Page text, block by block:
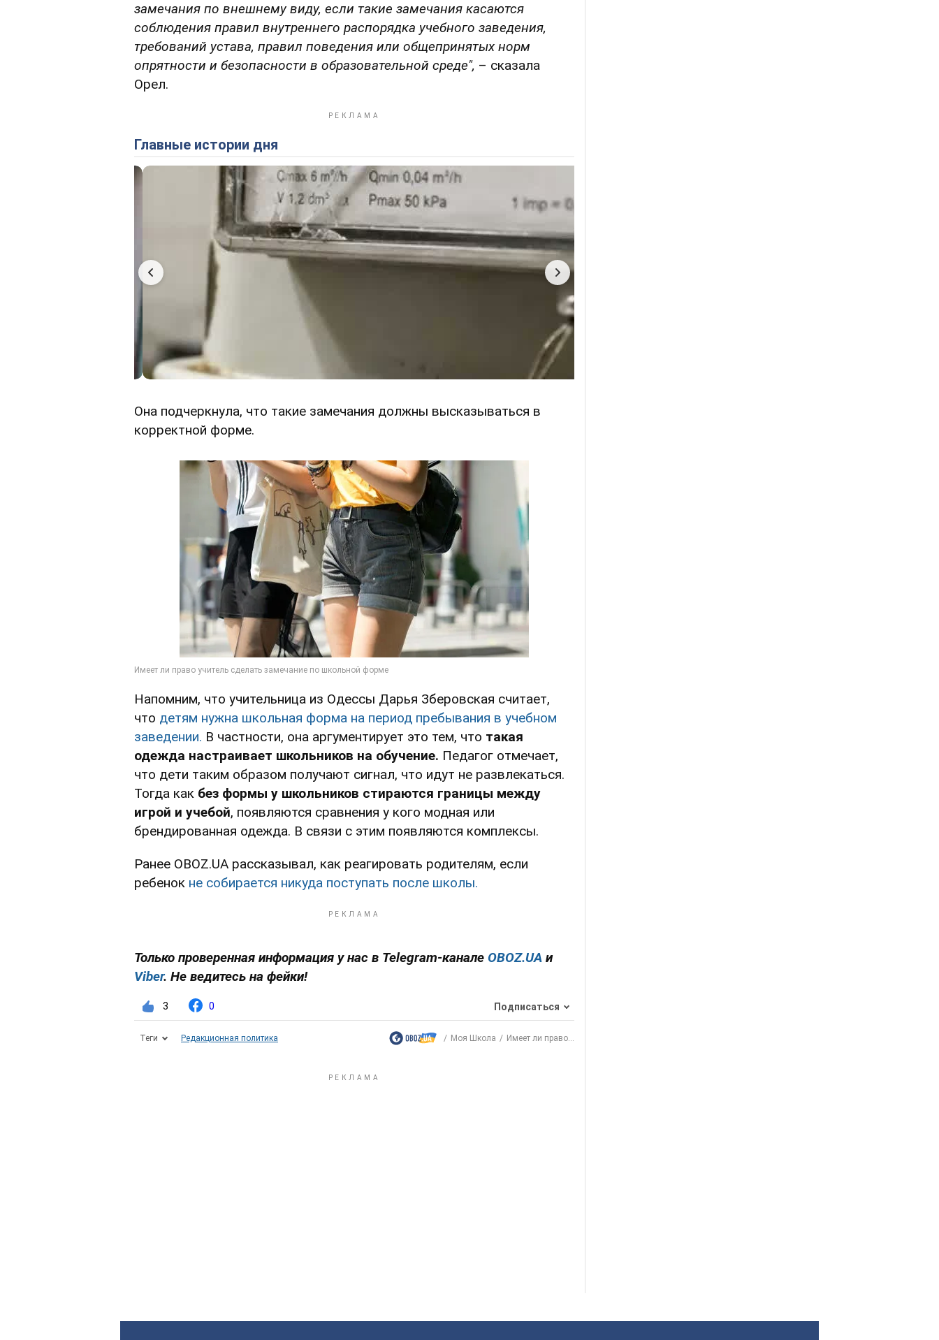
замечания по внешнему виду, если такие замечания касаются
соблюдения правил внутреннего распорядка учебного заведения,
требований устава, правил поведения или общепринятых норм
опрятности и безопасности в образовательной среде", – сказала
Орел.
Главные истории дня
Она подчеркнула, что такие замечания должны высказываться в
корректной форме.
Напомним, что учительница из Одессы Дарья Зберовская считает,
что детям нужна школьная форма на период пребывания в учебном
заведении. В частности, она аргументирует это тем, что такая
одежда настраивает школьников на обучение. Педагог отмечает,
что дети таким образом получают сигнал, что идут не развлекаться.
Тогда как без формы у школьников стираются границы между
игрой и учебой, появляются сравнения у кого модная или
брендированная одежда. В связи с этим появляются комплексы.
Ранее OBOZ.UA рассказывал, как реагировать родителям, если
ребенок не собирается никуда поступать после школы.
Только проверенная информация у нас в Telegram-канале OBOZ.UA и
Viber. Не ведитесь на фейки!
3 0 Подписаться
Теги Редакционная политика Моя Школа Имеет ли право...